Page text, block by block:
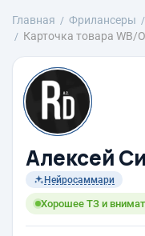
Главная Фрилансеры
Карточка товара WB/
Алексей
Нейросаммари
Хорошее ТЗ и